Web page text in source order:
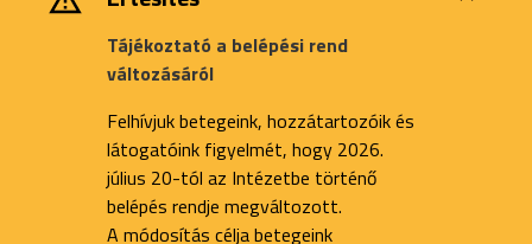
Tájékoztató a belépési rend
változásáról
Felhívjuk betegeink, hozzátartozóik és
látogatóink figyelmét, hogy 2026.
július 20-tól az Intézetbe történő
belépés rendje megváltozott.
A módosítás célja betegeink